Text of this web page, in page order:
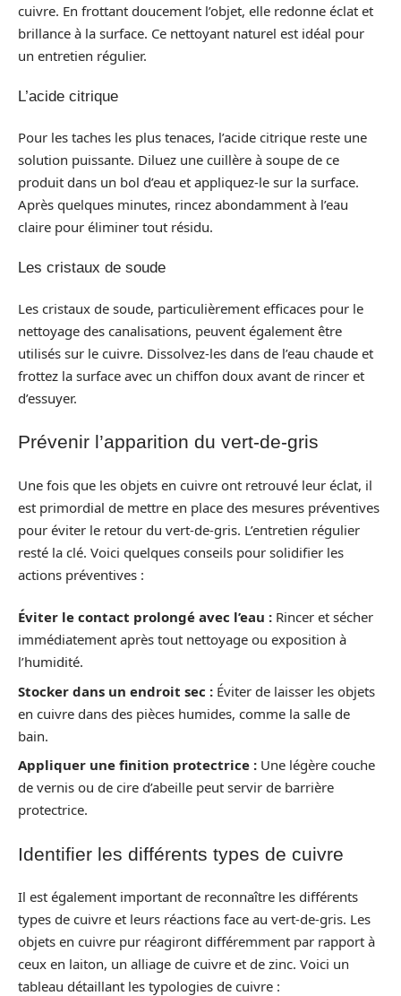
cuivre. En frottant doucement l’objet, elle redonne éclat et
brillance à la surface. Ce nettoyant naturel est idéal pour
un entretien régulier.
L’acide citrique
Pour les taches les plus tenaces, l’acide citrique reste une
solution puissante. Diluez une cuillère à soupe de ce
produit dans un bol d’eau et appliquez-le sur la surface.
Après quelques minutes, rincez abondamment à l’eau
claire pour éliminer tout résidu.
Les cristaux de soude
Les cristaux de soude, particulièrement efficaces pour le
nettoyage des canalisations, peuvent également être
utilisés sur le cuivre. Dissolvez-les dans de l’eau chaude et
frottez la surface avec un chiffon doux avant de rincer et
d’essuyer.
Prévenir l’apparition du vert-de-gris
Une fois que les objets en cuivre ont retrouvé leur éclat, il
est primordial de mettre en place des mesures préventives
pour éviter le retour du vert-de-gris. L’entretien régulier
resté la clé. Voici quelques conseils pour solidifier les
actions préventives :
Éviter le contact prolongé avec l’eau : Rincer et sécher
immédiatement après tout nettoyage ou exposition à
l’humidité.
Stocker dans un endroit sec : Éviter de laisser les objets
en cuivre dans des pièces humides, comme la salle de
bain.
Appliquer une finition protectrice : Une légère couche
de vernis ou de cire d’abeille peut servir de barrière
protectrice.
Identifier les différents types de cuivre
Il est également important de reconnaître les différents
types de cuivre et leurs réactions face au vert-de-gris. Les
objets en cuivre pur réagiront différemment par rapport à
ceux en laiton, un alliage de cuivre et de zinc. Voici un
tableau détaillant les typologies de cuivre :